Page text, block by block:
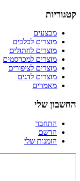
קטגוריות
מבצעים
מוצרים לכלבים
מוצרים לחתולים
מוצרים למכרסמים
מוצרים לציפורים
מוצרים לדגים
מאמרים
החשבון שלי
התחבר
הרשם
הזמנות שלי